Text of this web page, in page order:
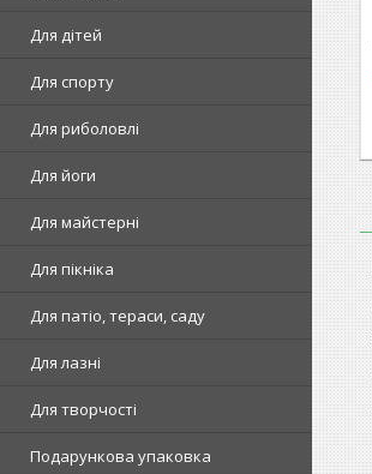
Для дітей
Для спорту
Для риболовлі
Для йоги
Для майстерні
Для пікніка
Для патіо, тераси, саду
Для лазні
Для творчості
Подарункова упаковка